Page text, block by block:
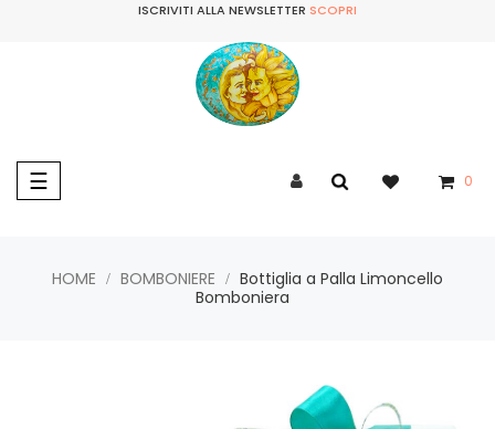
ISCRIVITI ALLA NEWSLETTER SCOPRI
navigazione
Toggle
☰ 0
HOME BOMBONIERE
Bottiglia a Palla Limoncello
Bomboniera